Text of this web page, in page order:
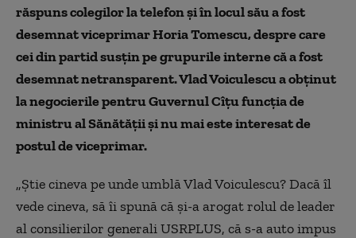
răspuns colegilor la telefon și în locul său a fost
desemnat viceprimar Horia Tomescu, despre care
cei din partid susțin pe grupurile interne că a fost
desemnat netransparent. Vlad Voiculescu a obținut
la negocierile pentru Guvernul Cîțu funcția de
ministru al Sănătății și nu mai este interesat de
postul de viceprimar.
„Știe cineva pe unde umblă Vlad Voiculescu? Dacă îl
vede cineva, să îi spună că și-a arogat rolul de leader
al consilierilor generali USRPLUS, că s-a auto impus